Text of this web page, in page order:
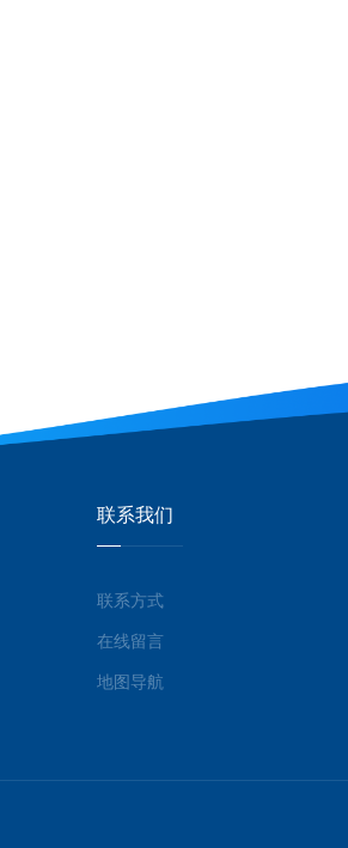
联系我们
联系方式
在线留言
地图导航